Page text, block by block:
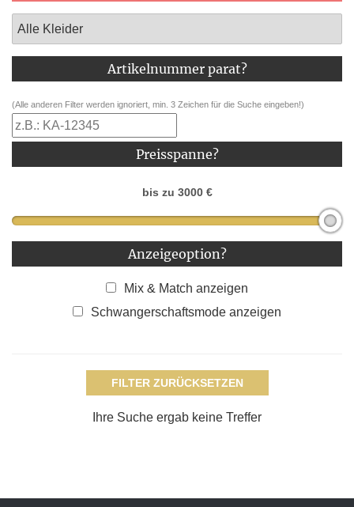
Artikelnummer parat?
(Alle anderen Filter werden ignoriert, min. 3 Zeichen für die Suche eingeben!)
Preisspanne?
bis zu 3000€
Anzeigeoption?
Mix & Match anzeigen
Schwangerschaftsmode anzeigen
Ihre Suche ergab keine Treffer